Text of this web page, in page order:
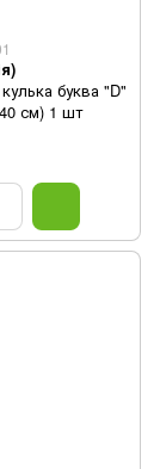
буква "D"
см) 1 шт